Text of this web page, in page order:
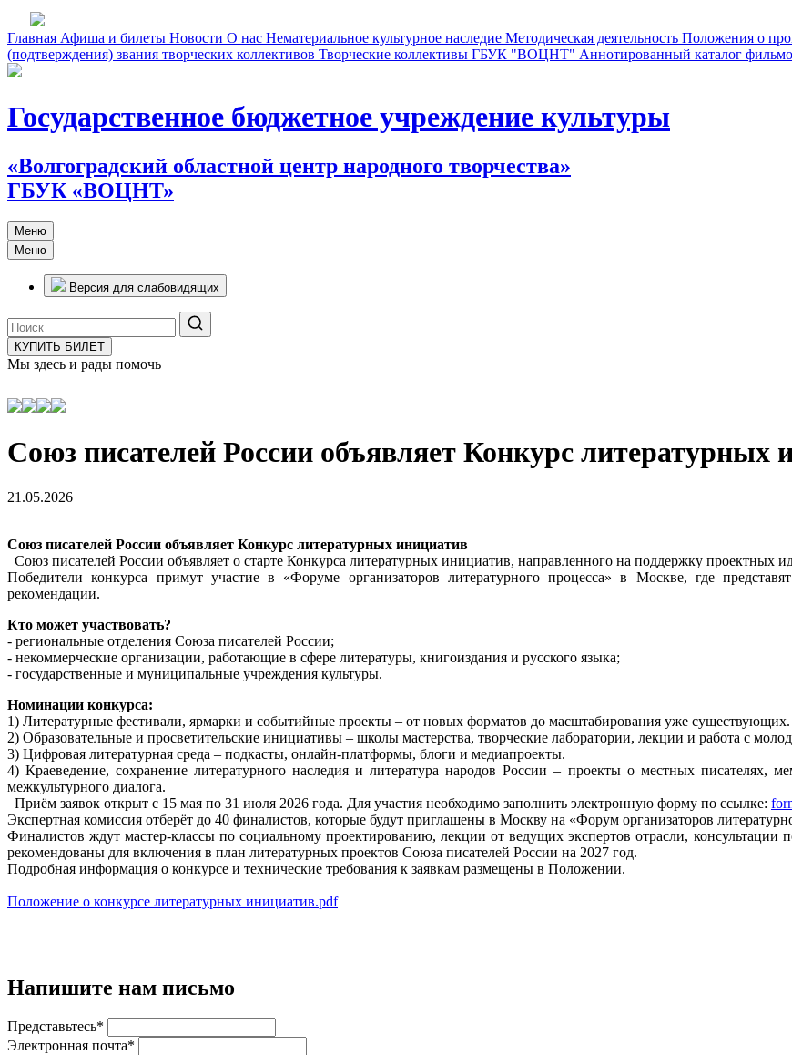
Главная Афиша и билеты Новости О нас Нематериальное культурное наследие Методическая деятельность Положения о
(подтверждения) звания творческих коллективов Творческие коллективы ГБУК "ВОЦНТ" Аннотированный каталог
Государственное бюджетное учреждение культуры
«Волгоградский областной центр народного творчества»
ГБУК «ВОЦНТ»
Меню
Меню
Версия для слабовидящих
КУПИТЬ БИЛЕТ
Мы здесь и рады помочь
Союз писателей России объявляет Конкурс литературных
21.05.2026
Союз писателей России объявляет Конкурс литературных инициатив
Союз писателей России объявляет о старте Конкурса литературных инициатив, направленного на поддержку проектных
Победители конкурса примут участие в «Форуме организаторов литературного процесса» в Москве, где
рекомендации.
Кто может участвовать?
- региональные отделения Союза писателей России;
- некоммерческие организации, работающие в сфере литературы, книгоиздания и русского языка;
- государственные и муниципальные учреждения культуры.
Номинации конкурса:
1) Литературные фестивали, ярмарки и событийные проекты – от новых форматов до масштабирования уже существующих.
2) Образовательные и просветительские инициативы – школы мастерства, творческие лаборатории, лекции и работа с
3) Цифровая литературная среда – подкасты, онлайн-платформы, блоги и медиапроекты.
4) Краеведение, сохранение литературного наследия и литература народов России – проекты о местных писателях,
межкультурного диалога.
Приём заявок открыт с 15 мая по 31 июля 2026 года. Для участия необходимо заполнить электронную форму по ссылке:
Экспертная комиссия отберёт до 40 финалистов, которые будут приглашены в Москву на «Форум организаторов
Финалистов ждут мастер-классы по социальному проектированию, лекции от ведущих экспертов отрасли,
рекомендованы для включения в план литературных проектов Союза писателей России на 2027 год.
Подробная информация о конкурсе и технические требования к заявкам размещены в Положении.
Положение о конкурсе литературных инициатив.pdf
Напишите нам письмо
Представьтесь*
Электронная почта*